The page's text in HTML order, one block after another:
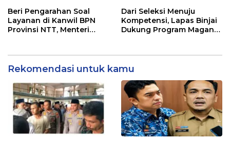
Beri Pengarahan Soal
Layanan di Kanwil BPN
Provinsi NTT, Menteri
Dari Seleksi Menuju
Kompetensi, Lapas Binjai
Dukung Program Magang
Rekomendasi untuk kamu